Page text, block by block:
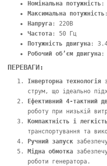
Номінальна потужність :
Максимальна потужність
Напруга : 220В
Частота : 50 Гц
Потужність двигуна :
Робочий об’єм двигуна :
ПЕРЕВАГИ:
Інверторна технологія
струм, що ідеально
Ефективний 4-тактний
роботу при низькій
Компактність і легкість
транспортування та
Ручний запуск
Мідна обмотка
роботи генератора.